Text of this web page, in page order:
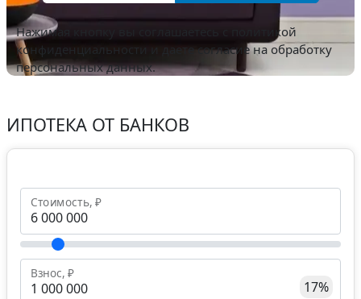
Нажимая кнопку вы соглашаетесь с
политикой
конфиденциальности и даете согласие на обработку
персональных данных.
ИПОТЕКА ОТ БАНКОВ
Стоимость, ₽
Взнос, ₽
17%